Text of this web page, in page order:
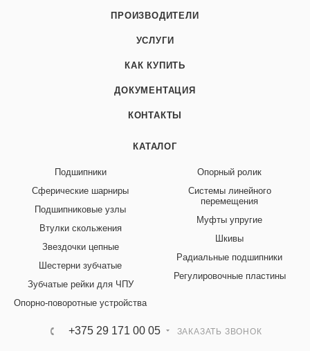
ПРОИЗВОДИТЕЛИ
УСЛУГИ
КАК КУПИТЬ
ДОКУМЕНТАЦИЯ
КОНТАКТЫ
КАТАЛОГ
Подшипники
Сферические шарниры
Подшипниковые узлы
Втулки скольжения
Звездочки цепные
Шестерни зубчатые
Зубчатые рейки для ЧПУ
Опорно-поворотные устройства
Опорный ролик
Системы линейного
перемещения
Муфты упругие
Шкивы
Радиальные подшипники
Регулировочные пластины
+375 29 171 00 05 ЗАКАЗАТЬ ЗВОНОК